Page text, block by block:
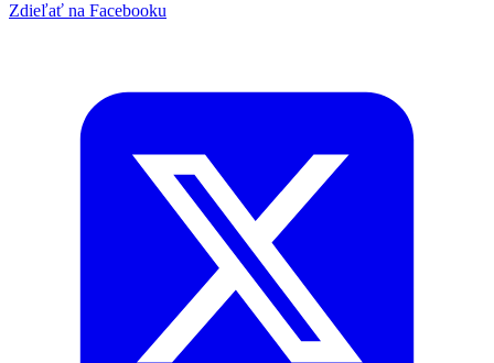
Zdieľať na Facebooku